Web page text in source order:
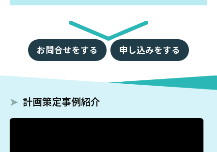
お問合せをする 申し込みをする
計画策定事例紹介